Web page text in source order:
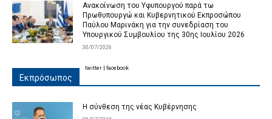
Ανακοίνωση του Υφυπουργού παρά τω
Πρωθυπουργώ και Κυβερνητικού Εκπροσώπου
Παύλου Μαρινάκη για την συνεδρίαση του
Υπουργικού Συμβουλίου της 30ης Ιουλίου 2026
30/07/2026
Εκπρόσωπος
Η σύνθεση της νέας Κυβέρνησης
twitter facebook